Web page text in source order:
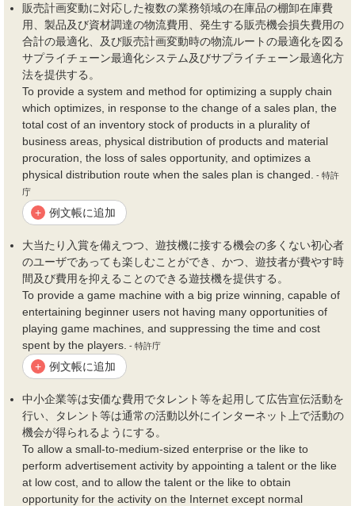
販売計画変動に対応した複数の業務領域の在庫品の棚卸在庫費
用
、製品及び資材調達の物流費用 、発生する販売機会損失費用の
合計の最適化、及び販売計画変動時の物流ルートの最適化を図る
サプライチェーン最適化システム及びサプライチェーン最適化方
法を提供する。
To provide a system and method for optimizing a supply chain
which optimizes, in response to the change of a sales plan, the
total cost of an inventory stock of products in a plurality of
business areas, physical distribution of products and material
procuration, the loss of sales opportunity, and optimizes a
physical distribution route when the sales plan is changed.
- 特許
庁
+ 例文帳に追加
大当たり入賞を備えつつ、遊技機に接する機会の多くない初心者
のユーザであっても楽しむことができ、かつ、遊技者が費やす時
間及び費用を抑えることのできる遊技機を提供する。
To provide a game machine with a big prize winning, capable of
entertaining beginner users not having many opportunities of
playing game machines, and suppressing the time and cost
spent by the players. - 特許庁
+ 例文帳に追加
中小企業等は安価な費用でタレント等を起用して広告宣伝活動を
行い、タレント等は通常の活動以外にインターネット上で活動の
機会が得られるようにする。
To allow a small-to-medium-sized enterprise or the like to
perform advertisement activity by appointing a talent or the like
at low cost, and to allow the talent or the like to obtain
opportunity for the activity on the Internet except normal